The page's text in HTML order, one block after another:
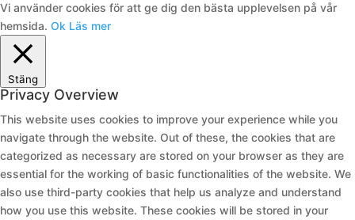
Vi använder cookies för att ge dig den bästa upplevelsen på vår
hemsida. Ok Läs mer
Stäng
Privacy Overview
This website uses cookies to improve your experience while you
navigate through the website. Out of these, the cookies that are
categorized as necessary are stored on your browser as they are
essential for the working of basic functionalities of the website. We
also use third-party cookies that help us analyze and understand
how you use this website. These cookies will be stored in your